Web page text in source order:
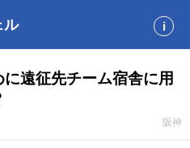
ル i
遠征先チーム宿舎に用
阪神